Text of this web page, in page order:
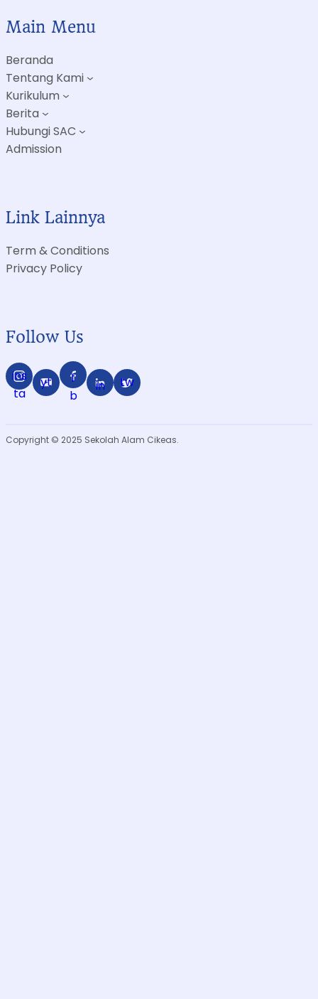
Main Menu
Beranda
Tentang Kami
Kurikulum
Berita
Hubungi SAC
Admission
Link Lainnya
Term & Conditions
Privacy Policy
Follow Us
ins
ta
yt
f
b
in tw
Copyright © 2025 Sekolah Alam Cikeas.